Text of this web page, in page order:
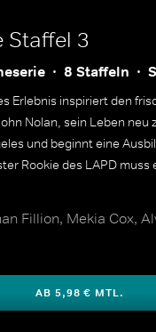
Staffel 3
8 Staffeln
Erlebnis inspiriert den
Nolan, sein Leben neu
und beginnt eine
Rookie des LAPD muss
Fillion, Mekia Cox,
AB 5,98 € MTL.